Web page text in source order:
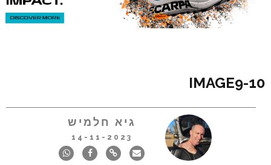
10-IMAGE9
גיא חלמיש
14-11-2023